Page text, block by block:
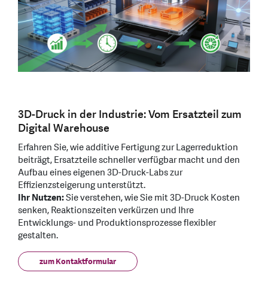
3D-Druck in der Industrie: Vom Ersatzteil zum
Digital Warehouse
Erfahren Sie, wie additive Fertigung zur Lagerreduktion
beiträgt, Ersatzteile schneller verfügbar macht und den
Aufbau eines eigenen 3D-Druck-Labs zur
Effizienzsteigerung unterstützt.
Ihr Nutzen:Sie verstehen, wie Sie mit 3D-Druck Kosten
senken, Reaktionszeiten verkürzen und Ihre
Entwicklungs- und Produktionsprozesse flexibler
gestalten.
zum Kontaktformular